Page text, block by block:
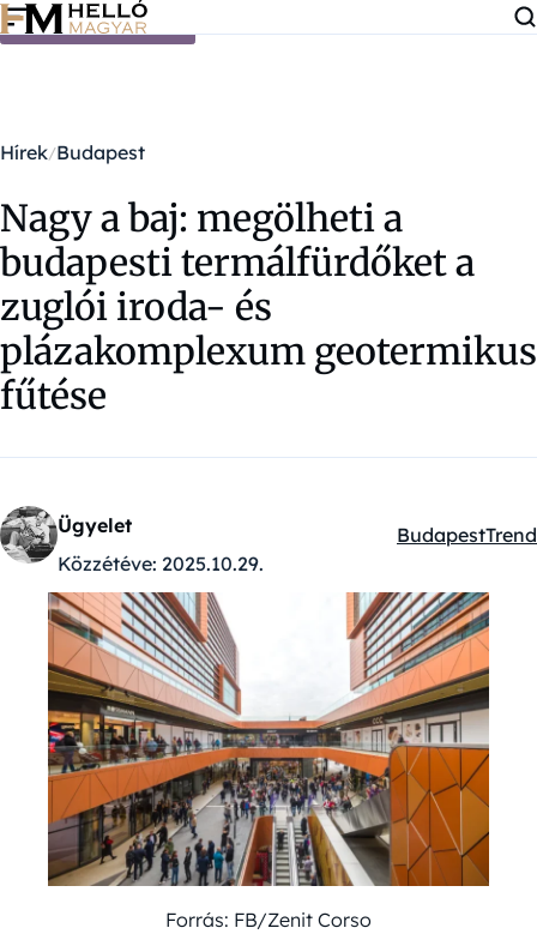
Ugrás a tartalomra
Hírek Budapest
Nagy a baj: megölheti a
budapesti termálfürdőket a
zuglói iroda- és
plázakomplexum geotermikus
fűtése
Ügyelet
Közzétéve: 2025.10.29.
Kategóriák:
BudapestTrend
Forrás: FB/Zenit Corso